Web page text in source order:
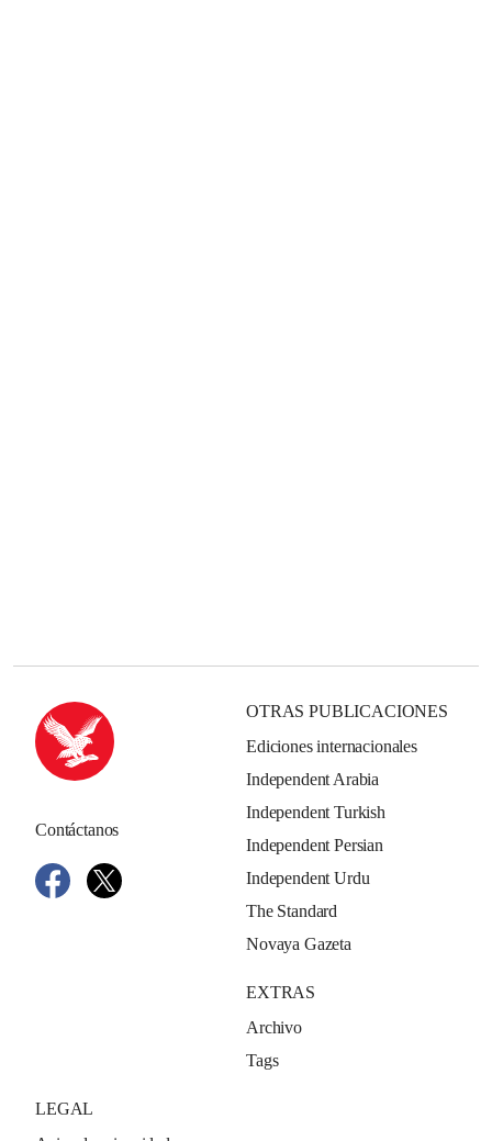
Contáctanos
OTRAS PUBLICACIONES
Ediciones internacionales
Independent Arabia
Independent Turkish
Independent Persian
Independent Urdu
The Standard
Novaya Gazeta
EXTRAS
Archivo
Tags
LEGAL